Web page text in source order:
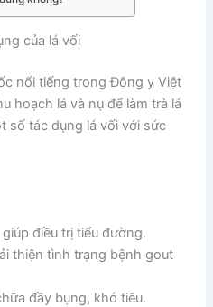
của lá vối
nổi tiếng trong Đông y Việt
hoạch lá và nụ để làm trà lá
số tác dụng lá vối với sức
điều trị tiểu đường.
thiện tình trạng bệnh gout
đầy bụng, khó tiêu.